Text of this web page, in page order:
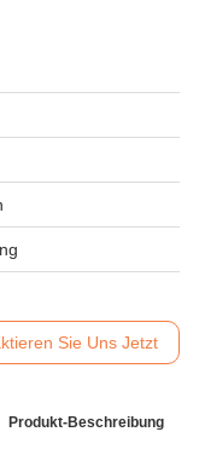
Sie Uns Jetzt
Produkt-Beschreibung